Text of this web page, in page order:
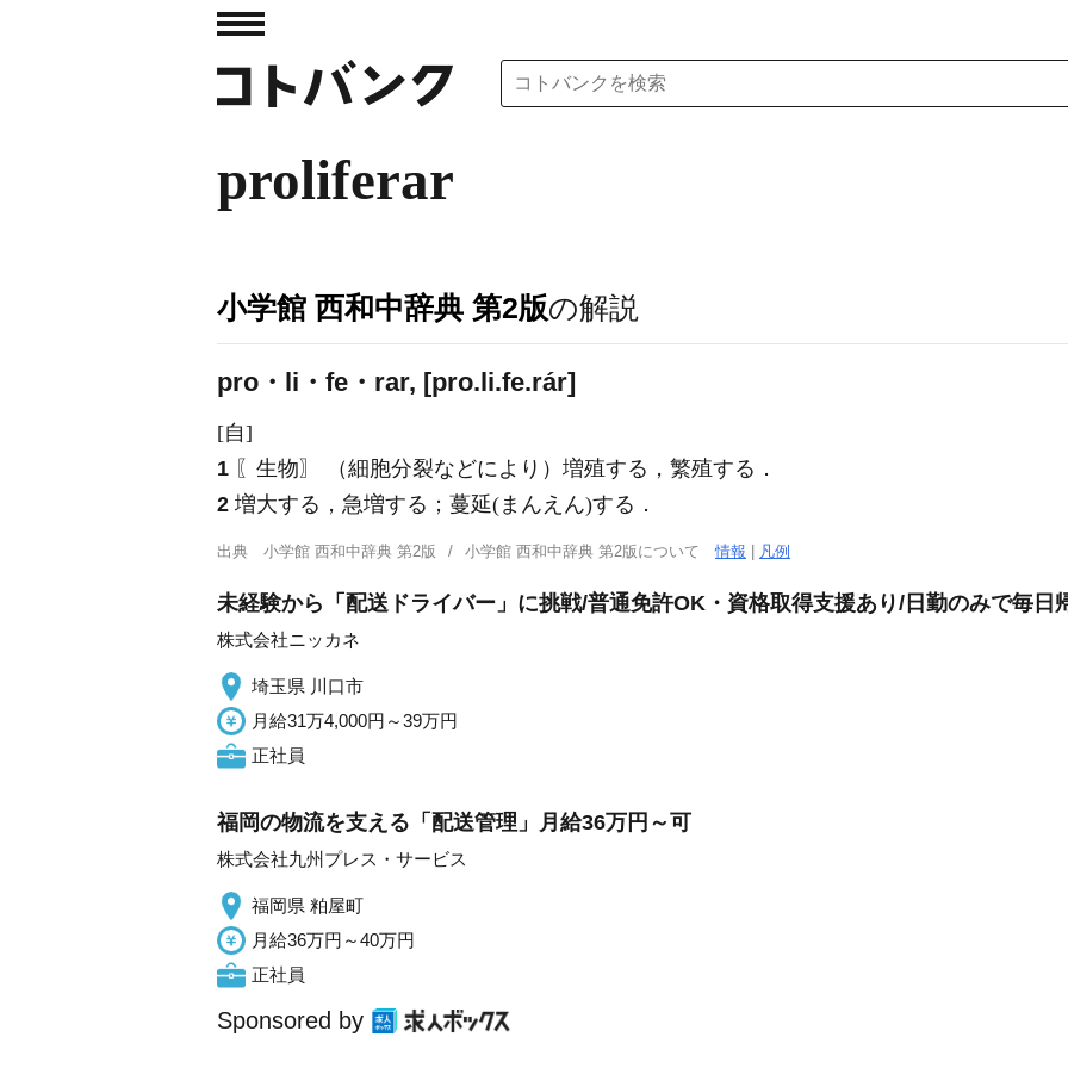
proliferar
小学館 西和中辞典 第2版の解説
pro・li・fe・rar, [pro.li.fe.rár]
[自]
1 〖生物〗 （細胞分裂などにより）増殖する，繁殖する．
2 増大する，急増する；蔓延(まんえん)する．
出典 小学館 西和中辞典 第2版 小学館 西和中辞典 第2版について情報 凡例
未経験から「配送ドライバー」に挑戦/普通免許OK・資格取得支援あり/日勤のみで毎日
株式会社ニッカネ
埼玉県 川口市
月給31万4,000円～39万円
正社員
福岡の物流を支える「配送管理」月給36万円～可
株式会社九州プレス・サービス
福岡県 粕屋町
月給36万円～40万円
正社員
Sponsored by